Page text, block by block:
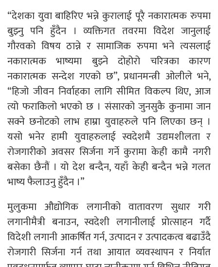
“देशका युवा बाहिरिए भन्ने कुरालाई पूरै नकारात्मक रुपमा
बुझ्नु पनि हुँदैन । व्यक्तिगत तवरमा विदेश जानुलाई
गौरवको विषय ठान्ने र सामाजिक रुपमा भने त्यसलाई
नकारात्मक भाष्यमा बुझ्ने दोहोरो चरित्रका कारण
नकारात्मक सन्देश गएको छ’’, प्रधानमन्त्री ओलीले भने,
“हिजो जीवन निर्वाहका लागि सीमित विकल्प थिए, आज
त्यो फराकिलो भएको छ । संसारको जुनसुकै कुनामा जान
सक्ने छनोटको लाभ हाम्रा युवाहरुले पनि लिएका छन् ।
यसो भनेर हामी युवाहरुलाई स्वदेशमै उद्यमशीलता र
रोजगारीको अवसर सिर्जना गर्ने कुरामा केही कामै नगरी
बसेका छैनौं । यो देश बन्दैन, यहाँ केही बन्दैन भन्ने गलत
भाष्य फैलाउनु हुँदैन ।’’
मुलुकमा औद्योगिक लगानीको वातावरण सुधार गरी
लगानीमैत्री बनाउन, स्वदेशी लगानीलाई प्रोत्साहन गर्दै
विदेशी लगानी आकर्षित गर्न, उत्पादन र उत्पादकत्व बढाउँदै
रोजगारी सिर्जना गर्न तथा आयात व्यवस्थापन र निर्यात